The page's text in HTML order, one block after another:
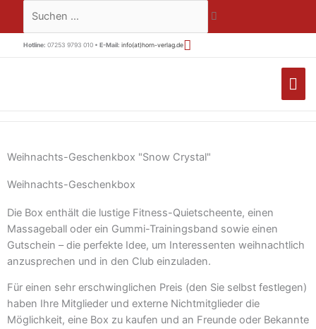
springen
Suchen …
Hotline: 07253 9793 010 • E-Mail: info(at)horn-verlag.de
Weihnachts-Geschenkbox "Snow Crystal"
Weihnachts-Geschenkbox
Die Box enthält die lustige Fitness-Quietscheente, einen
Massageball oder ein Gummi-Trainingsband sowie einen
Gutschein – die perfekte Idee, um Interessenten weihnachtlich
anzusprechen und in den Club einzuladen.
Für einen sehr erschwinglichen Preis (den Sie selbst festlegen)
haben Ihre Mitglieder und externe Nichtmitglieder die
Möglichkeit, eine Box zu kaufen und an Freunde oder Bekannte